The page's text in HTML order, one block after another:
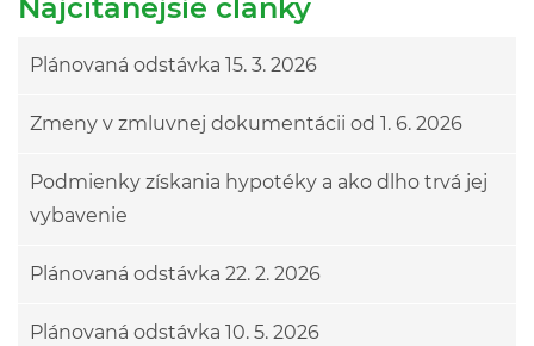
Najčítanejšie články
Plánovaná odstávka 15. 3. 2026
Zmeny v zmluvnej dokumentácii od 1. 6. 2026
Podmienky získania hypotéky a ako dlho trvá jej
vybavenie
Plánovaná odstávka 22. 2. 2026
Plánovaná odstávka 10. 5. 2026